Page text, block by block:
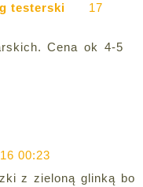
testerski
17
Cena ok 4-5
00:23
z zieloną glinką bo